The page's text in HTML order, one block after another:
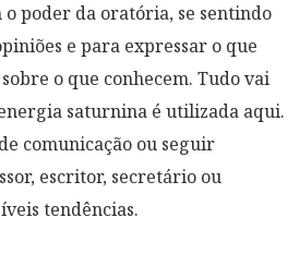
o poder da oratória, se sentindo
e para expressar o que
o que conhecem. Tudo vai
saturnina é utilizada aqui.
comunicação ou seguir
escritor, secretário ou
tendências.